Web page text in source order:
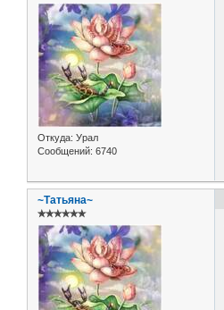
Откуда: Урал
Сообщений: 6740
~Татьяна~
✯✯✯✯✯✯